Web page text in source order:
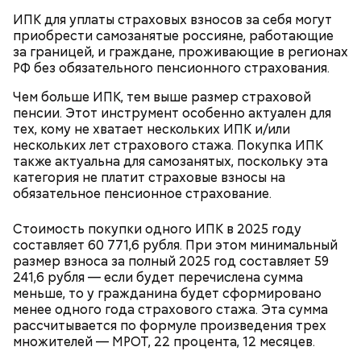
ИПК для уплаты страховых взносов за себя могут
приобрести самозанятые россияне, работающие
за границей, и граждане, проживающие в регионах
РФ без обязательного пенсионного страхования.
Чем больше ИПК, тем выше размер страховой
пенсии. Этот инструмент особенно актуален для
тех, кому не хватает нескольких ИПК и/или
нескольких лет страхового стажа. Покупка ИПК
также актуальна для самозанятых, поскольку эта
категория не платит страховые взносы на
обязательное пенсионное страхование.
Стоимость покупки одного ИПК в 2025 году
составляет 60 771,6 рубля. При этом минимальный
размер взноса за полный 2025 год составляет 59
241,6 рубля — если будет перечислена сумма
меньше, то у гражданина будет сформировано
менее одного года страхового стажа. Эта сумма
рассчитывается по формуле произведения трех
множителей — МРОТ, 22 процента, 12 месяцев.
— По установленным правилам фальшивые купюры
изымаются сотрудниками правоохранительных
органов под протокол, без последующей
компенсации, — сообщил аналитик.
Сокращать ежедневные траты на продукты
позволяют сервисы лояльности, которые
действуют в разных сетях. Скачайте заранее
приложения магазинов или пройдите регистрацию
в сервисах, чтобы получать кешбэк с каждой
покупки и тратить его на следующие
приобретения. Еще один способ — платить
картами с повышенным кешбэком.